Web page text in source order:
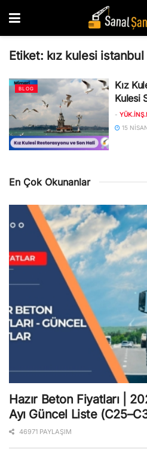
Etiket: kız kulesi istanbul
BLOG
Kız
Kulesi
-
15
En Çok Okunanlar
Hazır Beton Fiyatları |
Ayı Güncel Liste
46971 PAYLAŞIM